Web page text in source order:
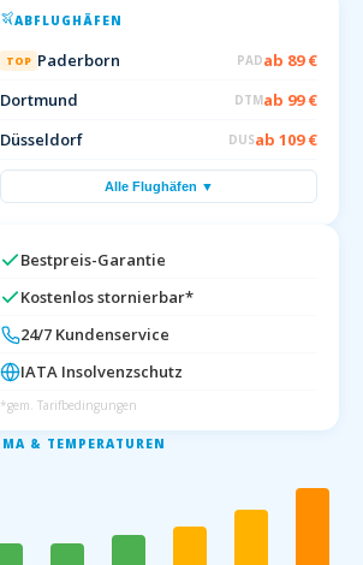
ABFLUGHÄFEN
TOP Paderborn PADab 89 €
Dortmund
DTMab 99 €
Düsseldorf
DUSab 109 €
Alle Flughäfen ▼
Bestpreis-Garantie
Kostenlos stornierbar*
24/7 Kundenservice
IATA Insolvenzschutz
*gem. Tarifbedingungen
& TEMPERATUREN